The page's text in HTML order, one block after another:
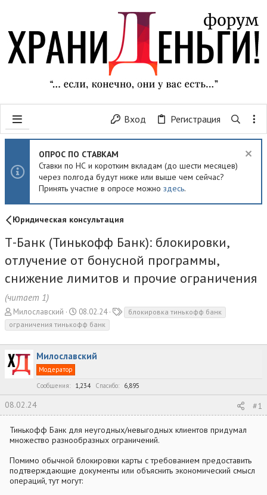
Вход Регистрация
ОПРОС ПО СТАВКАМ
Ставки по НС и коротким вкладам (до шести месяцев)
через полгода будут ниже или выше чем сейчас?
Принять участие в опросе можно здесь.
Юридическая консультация
Т-Банк (Тинькофф Банк): блокировки,
отлучение от бонусной программы,
снижение лимитов и прочие ограничения
(читает 1)
А
в
т
о
р
т
е
ы
Милославский
Д
а
т
а
н
а
л
08.02.24
и
блокировка тинькофф банк
ограничения тинькофф банк
Милославский
Модератор
Сообщения
1,234 Спасибо 6,895
08.02.24 #1
Тинькофф Банк для неугодных/невыгодных клиентов придумал
множество разнообразных ограничений.
Помимо обычной блокировки карты с требованием предоставить
подтверждающие документы или объяснить экономический смысл
операций, тут могут: